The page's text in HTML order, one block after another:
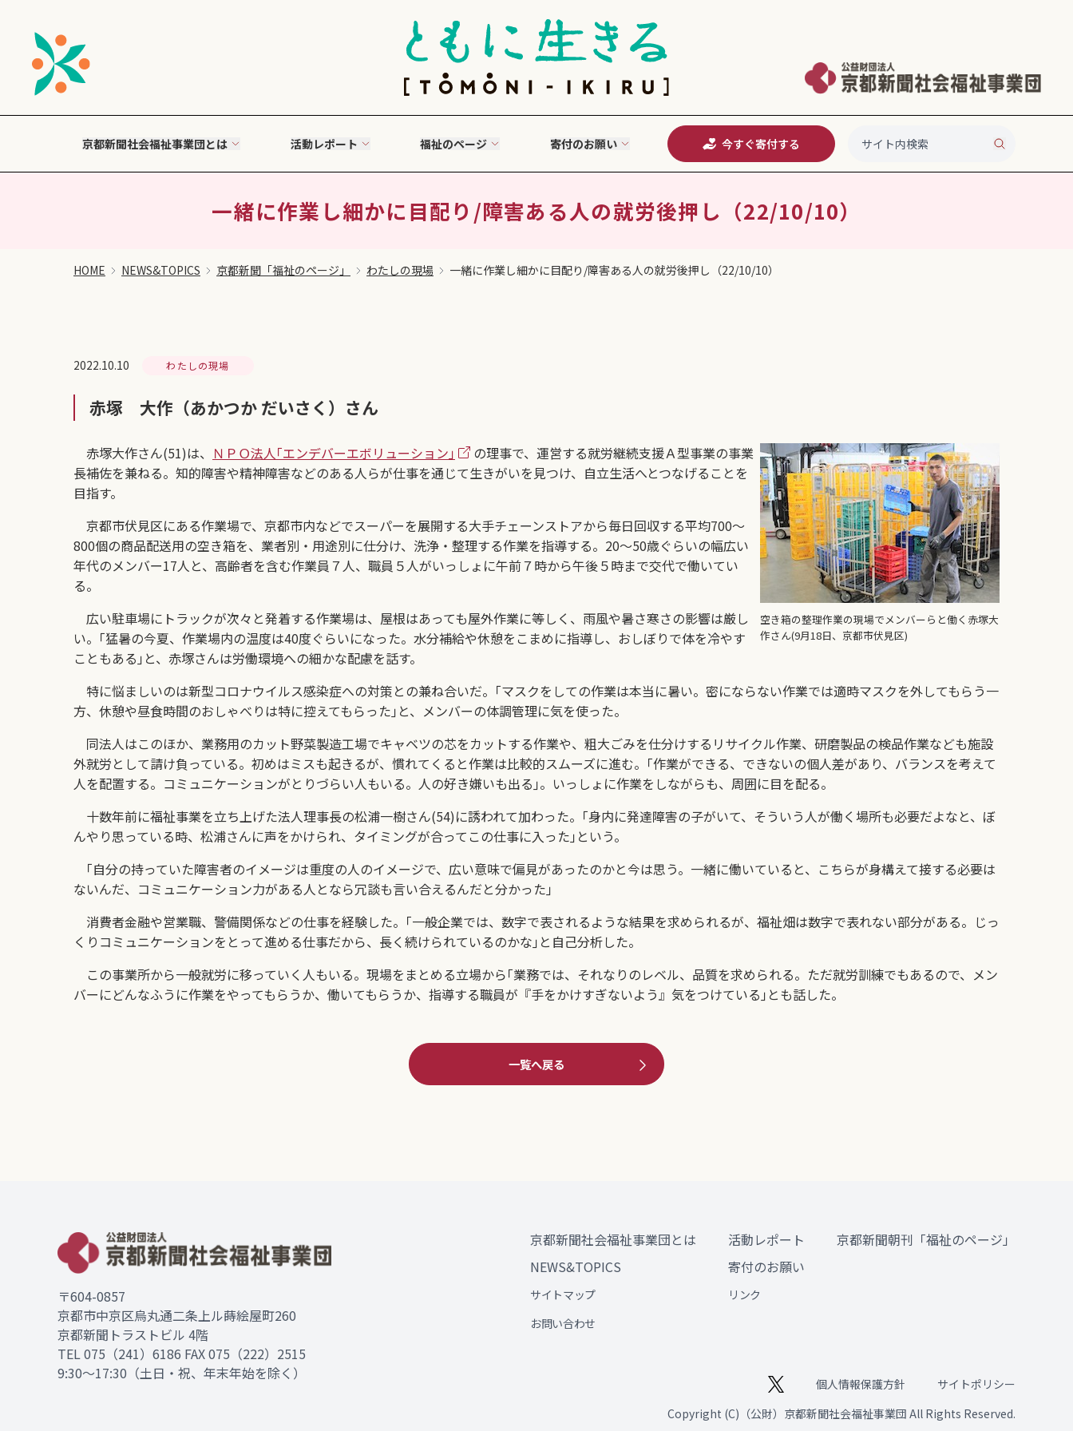
京都新聞社会福祉事業団とは 活動レポート 福祉のページ 寄付のお願い 今すぐ寄付する
一緒に作業し細かに目配り/障害ある人の就労後押し（22/10/10）
HOME NEWS&TOPICS 京都新聞「福祉のページ」 わたしの現場 一緒に作業し細かに目配り/障害ある人の就労後押し（22/10/10）
2022.10.10 わたしの現場
赤塚 大作（あかつか だいさく）さん
空き箱の整理作業の現場でメンバーらと働く赤塚大
作さん(9月18日、京都市伏見区)
赤塚大作さん(51)は、 ＮＰＯ法人｢エンデバーエボリューション｣
の理事で、運営する就労継続支援Ａ型事業の事業
長補佐を兼ねる。知的障害や精神障害などのある人らが仕事を通じて生きがいを見つけ、自立生活へとつなげることを
目指す。
京都市伏見区にある作業場で、京都市内などでスーパーを展開する大手チェーンストアから毎日回収する平均700～
800個の商品配送用の空き箱を、業者別・用途別に仕分け、洗浄・整理する作業を指導する。20～50歳ぐらいの幅広い
年代のメンバー17人と、高齢者を含む作業員７人、職員５人がいっしょに午前７時から午後５時まで交代で働いてい
る。
広い駐車場にトラックが次々と発着する作業場は、屋根はあっても屋外作業に等しく、雨風や暑さ寒さの影響は厳し
い。｢猛暑の今夏、作業場内の温度は40度ぐらいになった。水分補給や休憩をこまめに指導し、おしぼりで体を冷やす
こともある｣と、赤塚さんは労働環境への細かな配慮を話す。
特に悩ましいのは新型コロナウイルス感染症への対策との兼ね合いだ。｢マスクをしての作業は本当に暑い。密にならない作業では適時マスクを外してもらう一
方、休憩や昼食時間のおしゃべりは特に控えてもらった｣と、メンバーの体調管理に気を使った。
同法人はこのほか、業務用のカット野菜製造工場でキャベツの芯をカットする作業や、粗大ごみを仕分けするリサイクル作業、研磨製品の検品作業なども施設
外就労として請け負っている。初めはミスも起きるが、慣れてくると作業は比較的スムーズに進む。｢作業ができる、できないの個人差があり、バランスを考えて
人を配置する。コミュニケーションがとりづらい人もいる。人の好き嫌いも出る｣。いっしょに作業をしながらも、周囲に目を配る。
十数年前に福祉事業を立ち上げた法人理事長の松浦一樹さん(54)に誘われて加わった。｢身内に発達障害の子がいて、そういう人が働く場所も必要だよなと、ぼ
んやり思っている時、松浦さんに声をかけられ、タイミングが合ってこの仕事に入った｣という。
｢自分の持っていた障害者のイメージは重度の人のイメージで、広い意味で偏見があったのかと今は思う。一緒に働いていると、こちらが身構えて接する必要は
ないんだ、コミュニケーション力がある人となら冗談も言い合えるんだと分かった｣
消費者金融や営業職、警備関係などの仕事を経験した。｢一般企業では、数字で表されるような結果を求められるが、福祉畑は数字で表れない部分がある。じっ
くりコミュニケーションをとって進める仕事だから、長く続けられているのかな｣と自己分析した。
この事業所から一般就労に移っていく人もいる。現場をまとめる立場から｢業務では、それなりのレベル、品質を求められる。ただ就労訓練でもあるので、メン
バーにどんなふうに作業をやってもらうか、働いてもらうか、指導する職員が『手をかけすぎないよう』気をつけている｣とも話した。
一覧へ戻る
〒604-0857
京都市中京区烏丸通二条上ル蒔絵屋町260
京都新聞トラストビル 4階
TEL075（241）6186 FAX 075（222）2515
9:30～17:30（土日・祝、年末年始を除く）
京都新聞社会福祉事業団とは 活動レポート
京都新聞朝刊「福祉のページ」
NEWS&TOPICS
寄付のお願い
サイトマップ
リンク
お問い合わせ
個人情報保護方針
サイトポリシー
Copyright (C)（公財）京都新聞社会福祉事業団 All Rights Reserved.